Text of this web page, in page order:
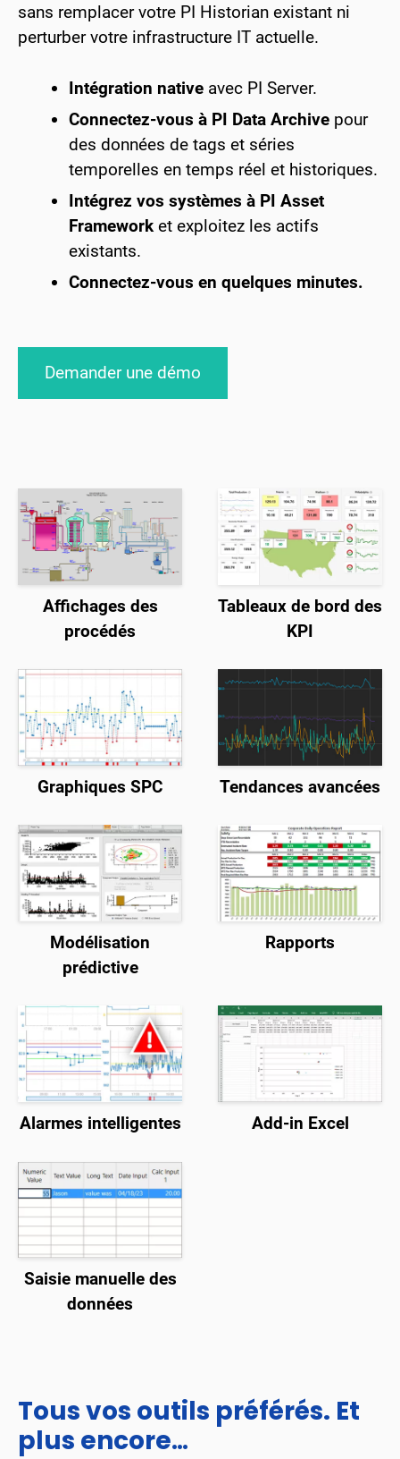
sans remplacer votre PI Historian existant ni
perturber votre infrastructure IT actuelle.
Intégration native avec PI Server.
Connectez-vous à PI Data Archive pour
des données de tags et séries
temporelles en temps réel et historiques.
Intégrez vos systèmes à PI Asset
Framework et exploitez les actifs
existants.
Connectez-vous en quelques minutes.
Demander une démo
Affichages des
procédés
Tableaux de bord des
KPI
Graphiques SPC Tendances avancées
Modélisation
prédictive
Rapports
Alarmes intelligentes Add-in Excel
Saisie manuelle des
données
Tous vos outils préférés. Et
plus encore…